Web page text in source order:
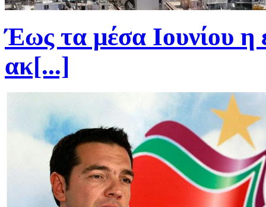
Έως τα μέσα Ιουνίου η
ακ[...]